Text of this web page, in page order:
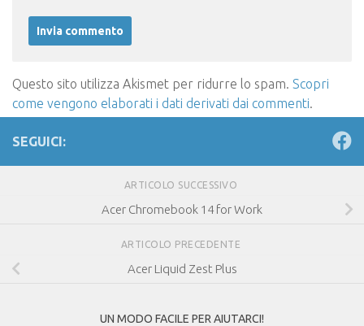
Questo sito utilizza Akismet per ridurre lo spam. Scopri
come vengono elaborati i dati derivati dai commenti.
SEGUICI:
ARTICOLO SUCCESSIVO
Acer Chromebook 14 for Work
ARTICOLO PRECEDENTE
Acer Liquid Zest Plus
UN MODO FACILE PER AIUTARCI!